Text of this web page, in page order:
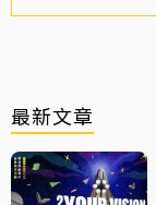
最新文章